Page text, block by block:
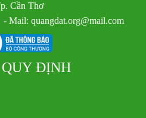
Cần Thơ
Mail: quangdat.org@mail.com
ĐỊNH